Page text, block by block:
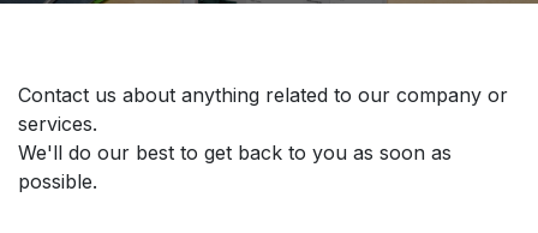
Contact us about anything related to our company or
services.
We'll do our best to get back to you as soon as
possible.